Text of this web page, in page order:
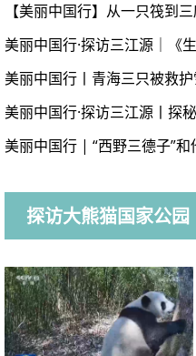
【美丽中国行】从一只筏到
美丽中国行·探访三江源｜《
美丽中国行丨青海三只被救
美丽中国行·探访三江源丨探
美丽中国行 | “西野三德子”
探访大熊猫国家公园